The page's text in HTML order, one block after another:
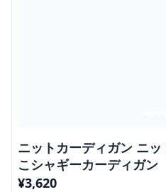
ニットカーディガン ニ
こシャギーカーディガン
¥3,620